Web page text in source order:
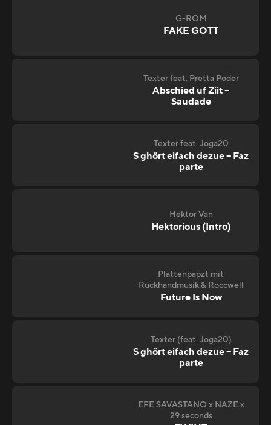
G-ROM
FAKE GOTT
Texter feat. Pretta Poder
Abschied uf Ziit –
Saudade
Texter feat. Joga20
S ghört eifach dezue – Faz
parte
Hektor Van
Hektorious (Intro)
Plattenpapzt mit
Rückhandmusik & Roccwell
Future Is Now
Texter (feat. Joga20)
S ghört eifach dezue – Faz
parte
EFE SAVASTANO x NAZE x
29 seconds